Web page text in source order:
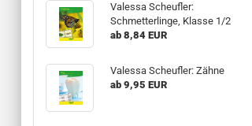
Valessa Scheufler:
Schmetterlinge, Klasse 1/2
ab 8,84 EUR
Valessa Scheufler: Zähne
ab 9,95 EUR